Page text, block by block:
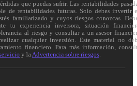
que puedas sufrir. Las rentabilidades
de rentabilidades futuras. Solo debes invertir
familiarizado y cuyos riesgos conozcas.
tu experiencia inversora, situación
al riesgo y consultar a un asesor
cualquier inversión. Este material no
financiero. Para más información,
y la Advertencia sobre riesgos